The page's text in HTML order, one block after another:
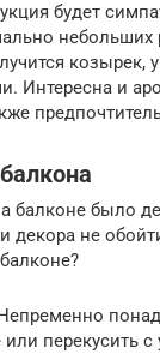
будет
небольших
козырек,
Интересна и
балконе было
декора не
перекусить с